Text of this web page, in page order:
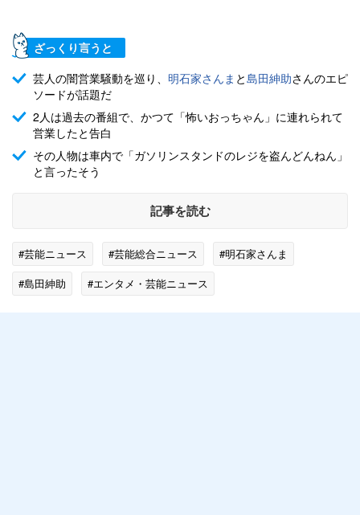
ざっくり言うと
芸人の闇営業騒動を巡り、 明石家さんま と島田紳助さんのエピ
ソードが話題だ
2人は過去の番組で、かつて「怖いおっちゃん」に連れられて
営業したと告白
その人物は車内で「ガソリンスタンドのレジを盗んどんねん」
と言ったそう
記事を読む
#芸能ニュース #芸能総合ニュース
#明石家さんま
#島田紳助
#エンタメ・芸能ニュース